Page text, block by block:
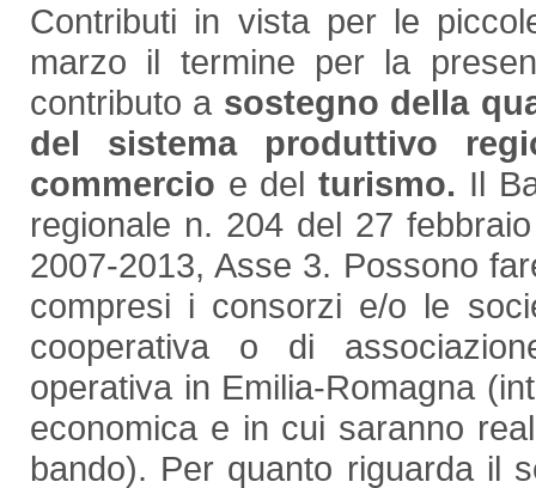
Contributi in vista per le
marzo il termine per la
contributo a sostegno della
del sistema produttivo
commercio e delturismo. Il
regionale n. 204 del 27
2007-2013, Asse 3. Possono
compresi i consorzi e/o le
cooperativa o di
operativa in Emilia-Romagna
economica e in cui saranno
bando). Per quanto riguarda il